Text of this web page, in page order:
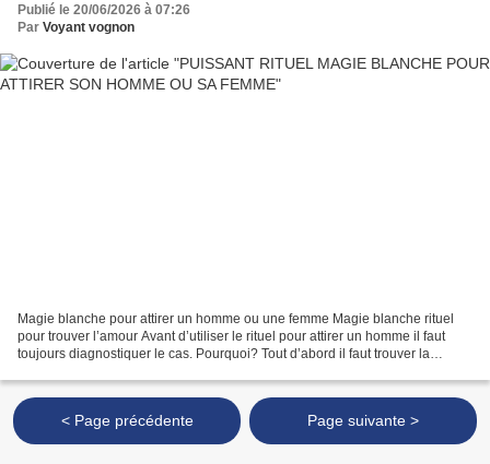
Publié le 20/06/2026 à 07:26
Par Voyant vognon
Magie blanche pour attirer un homme ou une femme Magie blanche rituel
pour trouver l’amour Avant d’utiliser le rituel pour attirer un homme il faut
toujours diagnostiquer le cas. Pourquoi? Tout d’abord il faut trouver la
< Page précédente Page suivante >